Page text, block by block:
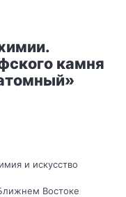
камня
и искусство
Востоке